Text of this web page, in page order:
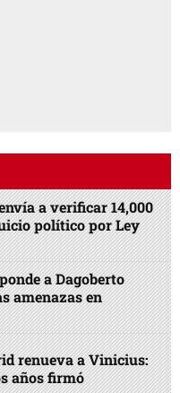
a verificar 14,000
político por Ley
a Dagoberto
amenazas en
renueva a Vinicius:
años firmó